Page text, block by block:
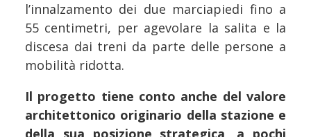
l’innalzamento dei due marciapiedi fino a
55 centimetri, per agevolare la salita e la
discesa dai treni da parte delle persone a
mobilità ridotta.
Il progetto tiene conto anche del valore
architettonico originario della stazione e